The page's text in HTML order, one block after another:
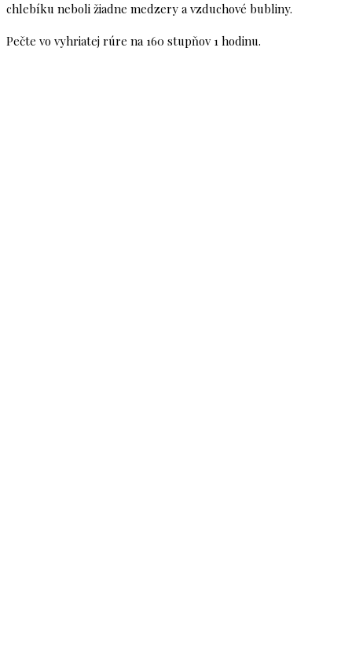
chlebíku neboli žiadne medzery a vzduchové bubliny.
Pečte vo vyhriatej rúre na 160 stupňov 1 hodinu.